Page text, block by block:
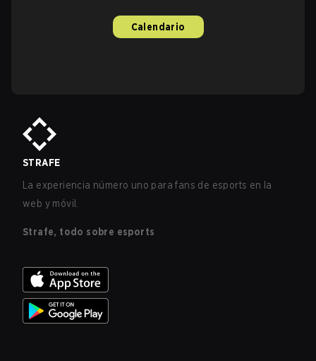
Calendario
STRAFE
La experiencia número uno para fans de esports en la
web y móvil.
Strafe, todo sobre esports